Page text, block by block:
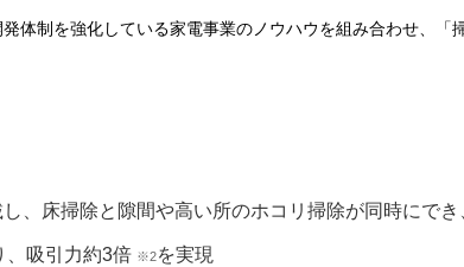
体制を強化している家電事業のノウハウを組み合わせ、「
し、床掃除と隙間や高い所のホコリ掃除が同時にで
、吸引力約3倍 ※2を実現